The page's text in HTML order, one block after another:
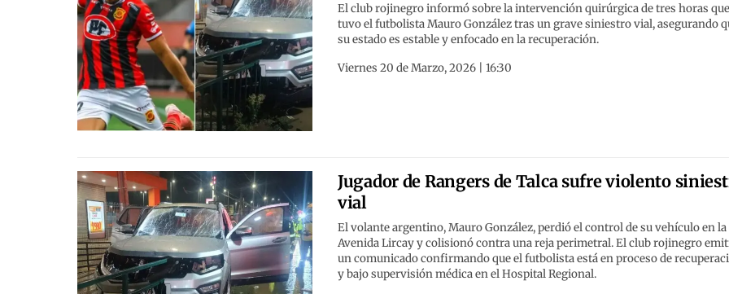
El club rojinegro informó sobre la intervención quirúrgica de tres horas
tuvo el futbolista Mauro González tras un grave siniestro vial, asegurando
su estado es estable y enfocado en la recuperación.
Viernes 20 de Marzo, 2026 | 16:30
Jugador de Rangers de Talca sufre violento
vial
El volante argentino, Mauro González, perdió el control de su vehículo en la
Avenida Lircay y colisionó contra una reja perimetral. El club rojinegro
un comunicado confirmando que el futbolista está en proceso de
y bajo supervisión médica en el Hospital Regional.